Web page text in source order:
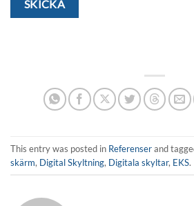
This entry was posted in Referenserand
skärm, Digital Skyltning, Digitala skyltar, EKS.